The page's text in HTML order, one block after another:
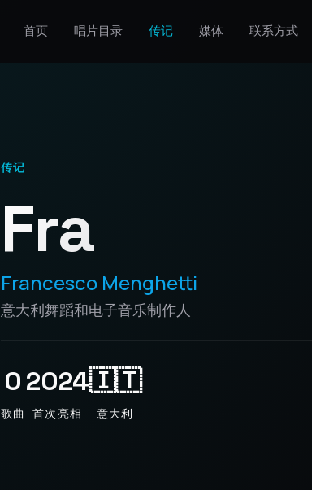
首页 唱片目录 传记 媒体 联系方式
传记
Fra
Francesco Menghetti
意大利舞蹈和电子音乐制作人
0
歌曲
2024
首次亮相
🇮🇹
意大利